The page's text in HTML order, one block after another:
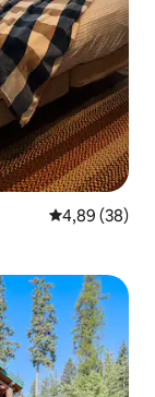
Classificação
4,89 (38)